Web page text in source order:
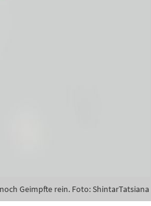
Geimpfte rein. Foto: ShintarTatsiana